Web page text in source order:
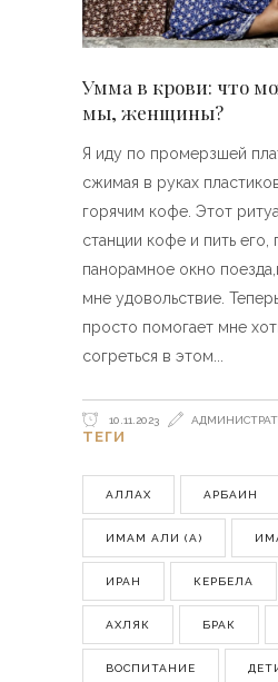
Умма в крови: что
мы, женщины?
Я иду по промерзшей
сжимая в руках
горячим кофе. Этот
станции кофе и пить его,
панорамное окно
мне удовольствие.
просто помогает мне
согреться в этом
10.11.2023
ТЕГИ
АЛЛАХ АРБАИН
ИМАМ АЛИ (А)
ИРАН КЕРБЕЛА
АХЛЯК БРАК
ВОСПИТАНИЕ